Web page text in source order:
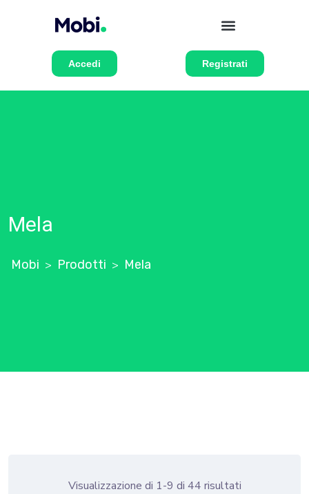
Accedi Registrati
Mela
Mobi > Prodotti > Mela
Visualizzazione di 1-9 di 44 risultati